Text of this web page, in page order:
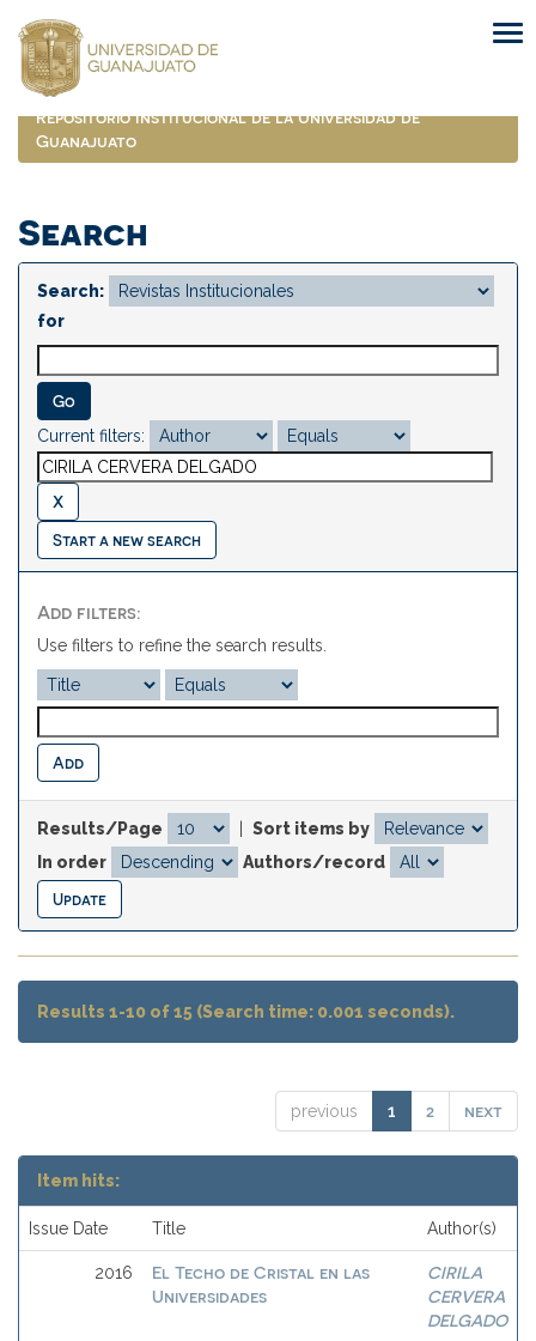
navigation
Repositorio Institucional de la Universidad de
Guanajuato
Search
Search:
for
Current filters:
Start a new search
Add filters:
Use filters to refine the search results.
Results/Page
Sort items by
In order
Authors/record
Results 1-10 of 15 (Search time: 0.001 seconds).
previous 1 2 next
Item hits:
Issue Date Title Author(s)
2016
El Techo de Cristal en las
Universidades
CIRILA
CERVERA
DELGADO